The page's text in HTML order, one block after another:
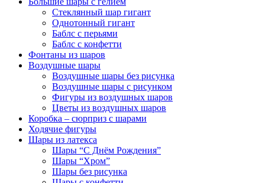
Стеклянный шар гигант
Однотонный гигант
Баблс с перьями
Баблс с конфетти
Фонтаны из шаров
Воздушные шары
Воздушные шары без рисунка
Воздушные шары с рисунком
Фигуры из воздушных шаров
Цветы из воздушных шаров
Коробка – сюрприз с шарами
Ходячие фигуры
Шары из латекса
Шары “С Днём Рождения”
Шары “Хром”
Шары без рисунка